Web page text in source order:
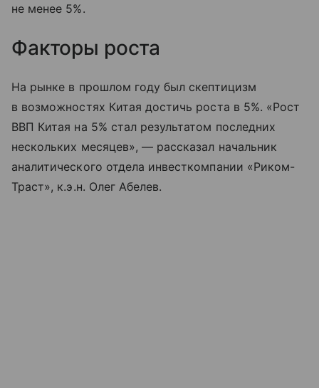
не менее 5%.
Факторы роста
На рынке в прошлом году был скептицизм
в возможностях Китая достичь роста в 5%. «Рост
ВВП Китая на 5% стал результатом последних
нескольких месяцев», — рассказал начальник
аналитического отдела инвесткомпании «Риком-
Траст», к.э.н. Олег Абелев.